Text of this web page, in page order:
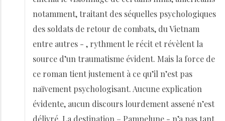
notamment, traitant des séquelles psychologiques
des soldats de retour de combats, du Vietnam
entre autres - , rythment le récit et révèlent la
source d’un traumatisme évident. Mais la force de
ce roman tient justement à ce qu’il n’est pas
naïvement psychologisant. Aucune explication
évidente, aucun discours lourdement assené n’est
délivré. La destination – Pampelune - n’a pas tant